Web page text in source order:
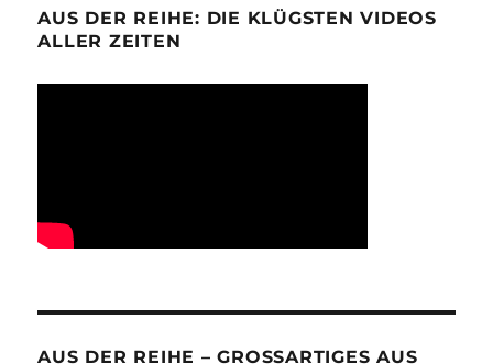
AUS DER REIHE: DIE KLÜGSTEN VIDEOS
ALLER ZEITEN
AUS DER REIHE – GROSSARTIGES AUS D